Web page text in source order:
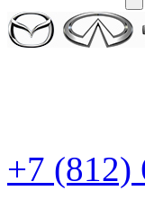
+7 (812)